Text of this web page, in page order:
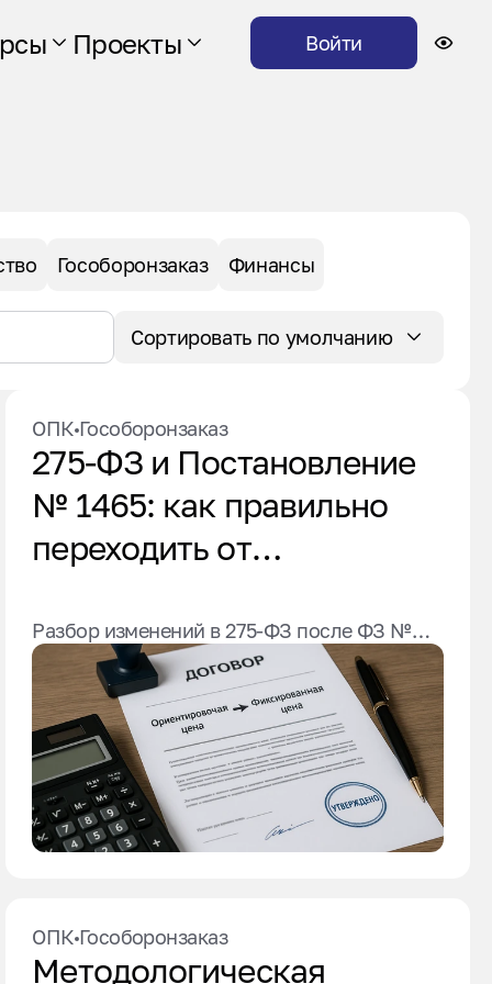
Проекты Войти
Гособоронзаказ Финансы
Сортировать по умолчанию
ОПК Гособоронзаказ
275-ФЗ и Постановление
№ 1465: как правильно
переходить от
фиксированной цене
Разбор изменений в 275-ФЗ после ФЗ №
555-ФЗ, порядок перехода к
фиксированной цене, алгоритм действий,
санкции ФАС и отличие от требований ПП
№ 1465. Практический чек-лист для
головных исполнителей.
ОПК Гособоронзаказ
Методологическая